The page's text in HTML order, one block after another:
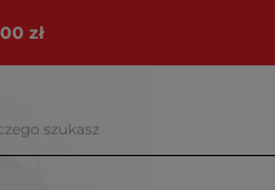
zł